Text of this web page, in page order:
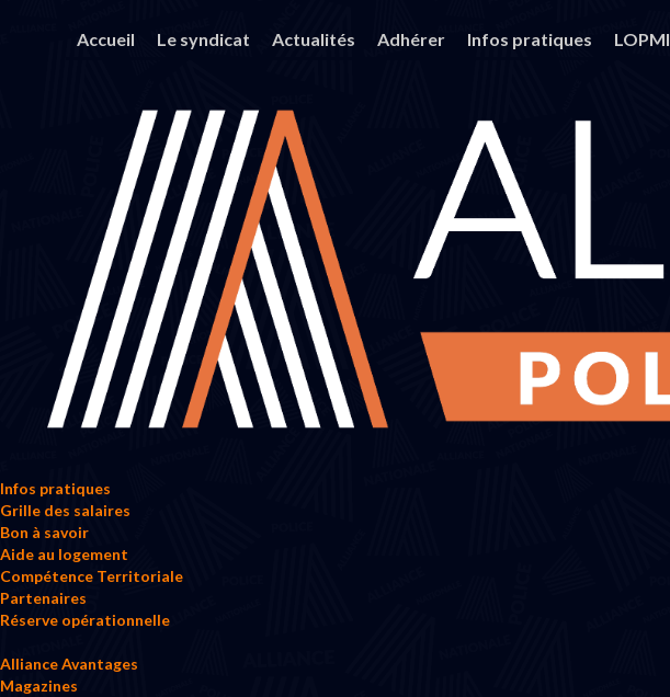
Accueil Le syndicat Actualités Adhérer Infos pratiques LOPMI
Infos pratiques
Grille des salaires
Bon à savoir
Aide au logement
Compétence Territoriale
Partenaires
Réserve opérationnelle
Alliance Avantages
Magazines